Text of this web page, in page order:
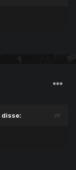
disse: